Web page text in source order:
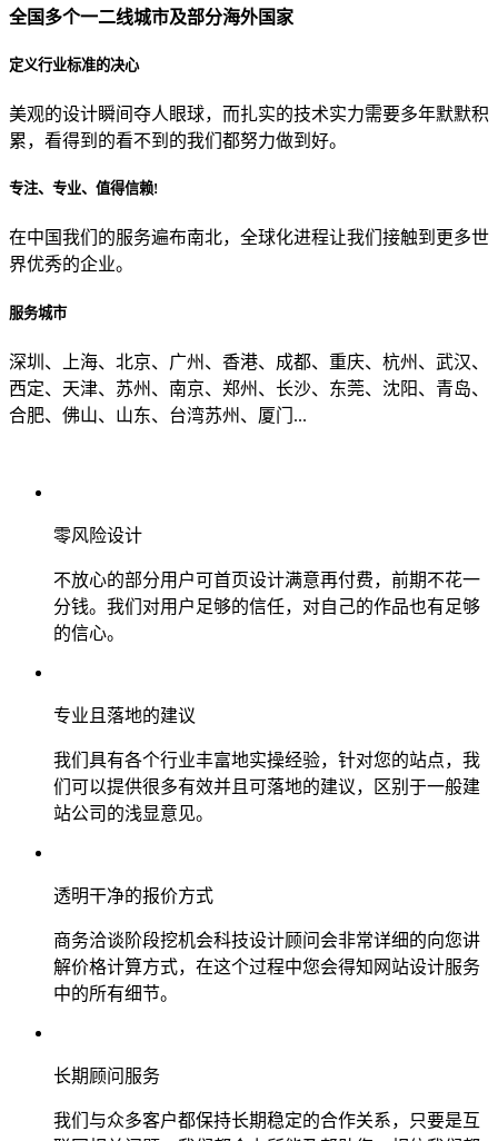
贵公司的团队规模是？
目前主要的营销渠道是？
全国多个一二线城市及部分海外国家
定义行业标准的决心
美观的设计瞬间夺人眼球，而扎实的技术实力需要多年默默积
累，看得到的看不到的我们都努力做到好。
专注、专业、值得信赖!
在中国我们的服务遍布南北，全球化进程让我们接触到更多世
界优秀的企业。
服务城市
深圳、上海、北京、广州、香港、成都、重庆、杭州、武汉、
西定、天津、苏州、南京、郑州、长沙、东莞、沈阳、青岛、
合肥、佛山、山东、台湾苏州、厦门...
零风险设计
不放心的部分用户可首页设计满意再付费，前期不花一
分钱。我们对用户足够的信任，对自己的作品也有足够
的信心。
专业且落地的建议
我们具有各个行业丰富地实操经验，针对您的站点，我
们可以提供很多有效并且可落地的建议，区别于一般建
站公司的浅显意见。
透明干净的报价方式
商务洽谈阶段挖机会科技设计顾问会非常详细的向您讲
解价格计算方式，在这个过程中您会得知网站设计服务
中的所有细节。
长期顾问服务
我们与众多客户都保持长期稳定的合作关系，只要是互